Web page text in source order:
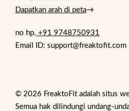
Dapatkan arah di peta→
no hp. +91 9748750931
Email ID: support@freaktofit.com
© 2026 FreaktoFit adalah situs
Semua hak dilindungi undang-